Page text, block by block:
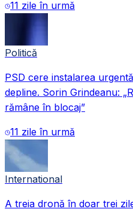
11 zile în urmă
Politică
PSD cere instalarea
depline. Sorin Grindeanu:
rămâne în blocaj”
11 zile în urmă
International
A treia dronă în doar trei